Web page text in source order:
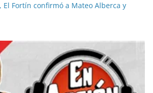
El Fortín confirmó a Mateo Alberca y